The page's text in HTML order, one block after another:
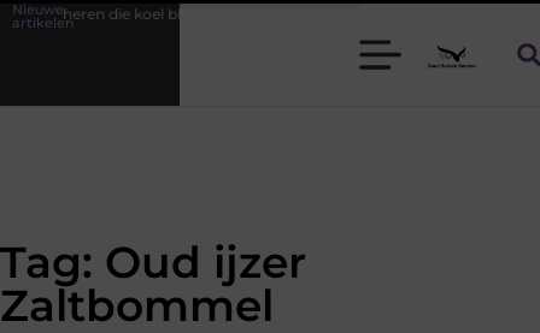
Nieuwe
artikelen
heren die koel blijven
Tag: Oud ijzer
Zaltbommel